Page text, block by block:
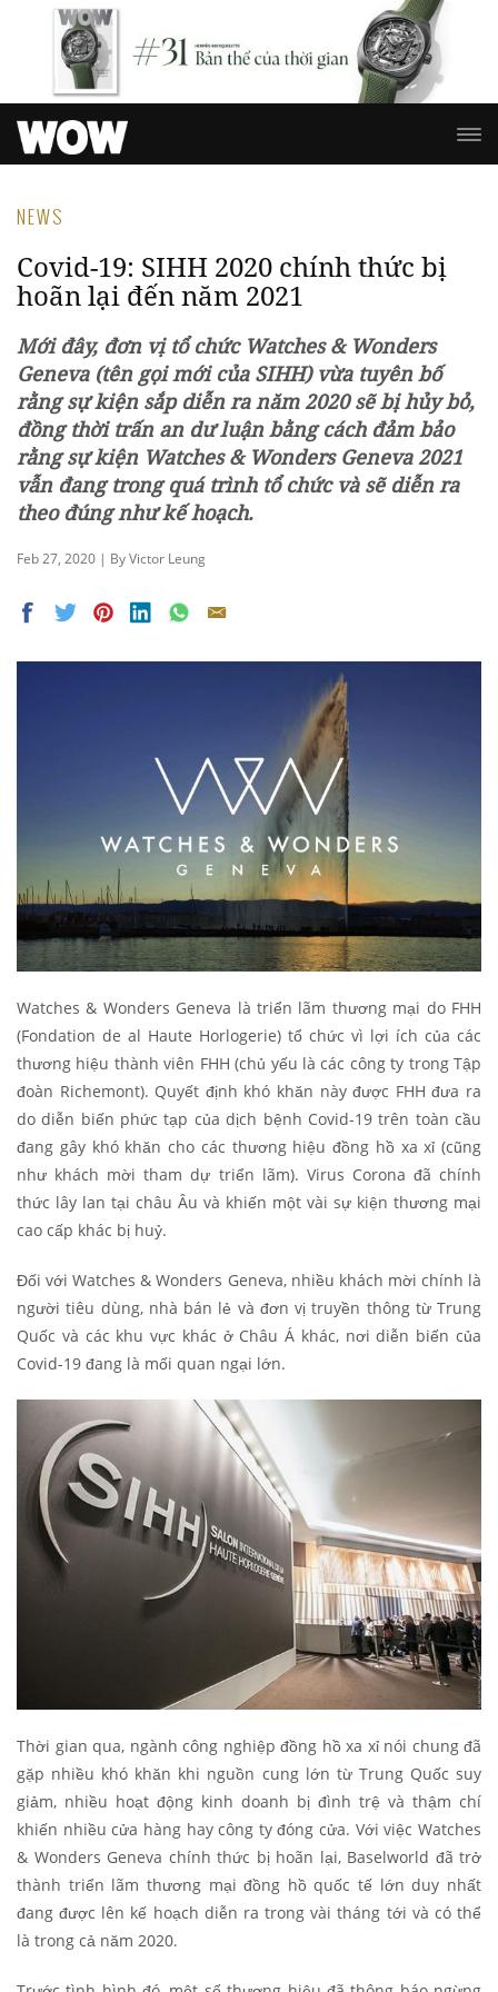
NEWS
Covid-19: SIHH 2020 chính thức bị
hoãn lại đến năm 2021
Mới đây, đơn vị tổ chức Watches & Wonders
Geneva (tên gọi mới của SIHH) vừa tuyên bố
rằng sự kiện sắp diễn ra năm 2020 sẽ bị hủy bỏ,
đồng thời trấn an dư luận bằng cách đảm bảo
rằng sự kiện Watches & Wonders Geneva 2021
vẫn đang trong quá trình tổ chức và sẽ diễn ra
theo đúng như kế hoạch.
Feb 27, 2020 | By Victor Leung
Watches & Wonders Geneva là triển lãm thương mại do FHH
(Fondation de al Haute Horlogerie) tổ chức vì lợi ích của các
thương hiệu thành viên FHH (chủ yếu là các công ty trong Tập
đoàn Richemont). Quyết định khó khăn này được FHH đưa ra
do diễn biến phức tạp của dịch bệnh Covid-19 trên toàn cầu
đang gây khó khăn cho các thương hiệu đồng hồ xa xỉ (cũng
như khách mời tham dự triển lãm). Virus Corona đã chính
thức lây lan tại châu Âu và khiến một vài sự kiện thương mại
cao cấp khác bị huỷ.
Đối với Watches & Wonders Geneva, nhiều khách mời chính là
người tiêu dùng, nhà bán lẻ và đơn vị truyền thông từ Trung
Quốc và các khu vực khác ở Châu Á khác, nơi diễn biến của
Covid-19 đang là mối quan ngại lớn.
Thời gian qua, ngành công nghiệp đồng hồ xa xỉ nói chung đã
gặp nhiều khó khăn khi nguồn cung lớn từ Trung Quốc suy
giảm, nhiều hoạt động kinh doanh bị đình trệ và thậm chí
khiến nhiều cửa hàng hay công ty đóng cửa. Với việc Watches
& Wonders Geneva chính thức bị hoãn lại, Baselworld đã trở
thành triển lãm thương mại đồng hồ quốc tế lớn duy nhất
đang được lên kế hoạch diễn ra trong vài tháng tới và có thể
là trong cả năm 2020.